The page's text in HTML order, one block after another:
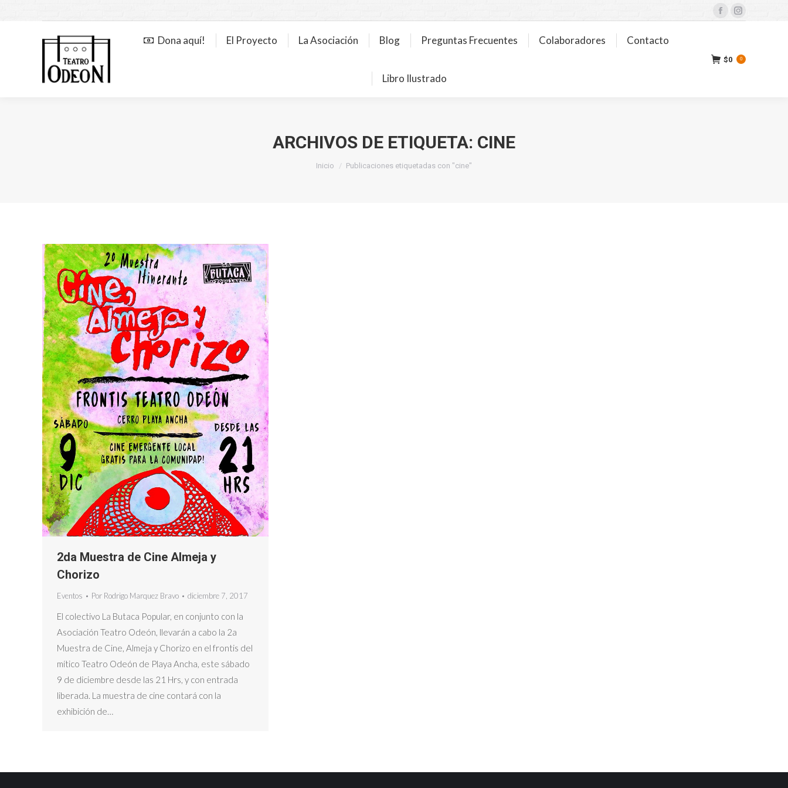
Facebook
Instagram
Dona aquí! El Proyecto La Asociación Blog Preguntas Frecuentes Colaboradores Contacto
Libro Ilustrado
$0 0
ARCHIVOS DE ETIQUETA: CINE
Estás aquí:
Inicio Publicaciones etiquetadas con "cine"
2da Muestra de Cine Almeja y
Chorizo
Eventos Por Rodrigo Marquez Bravo diciembre 7, 2017
El colectivo La Butaca Popular, en conjunto con la
Asociación Teatro Odeón, llevarán a cabo la 2a
Muestra de Cine, Almeja y Chorizo en el frontis del
mítico Teatro Odeón de Playa Ancha, este sábado
9 de diciembre desde las 21 Hrs, y con entrada
liberada. La muestra de cine contará con la
exhibición de…